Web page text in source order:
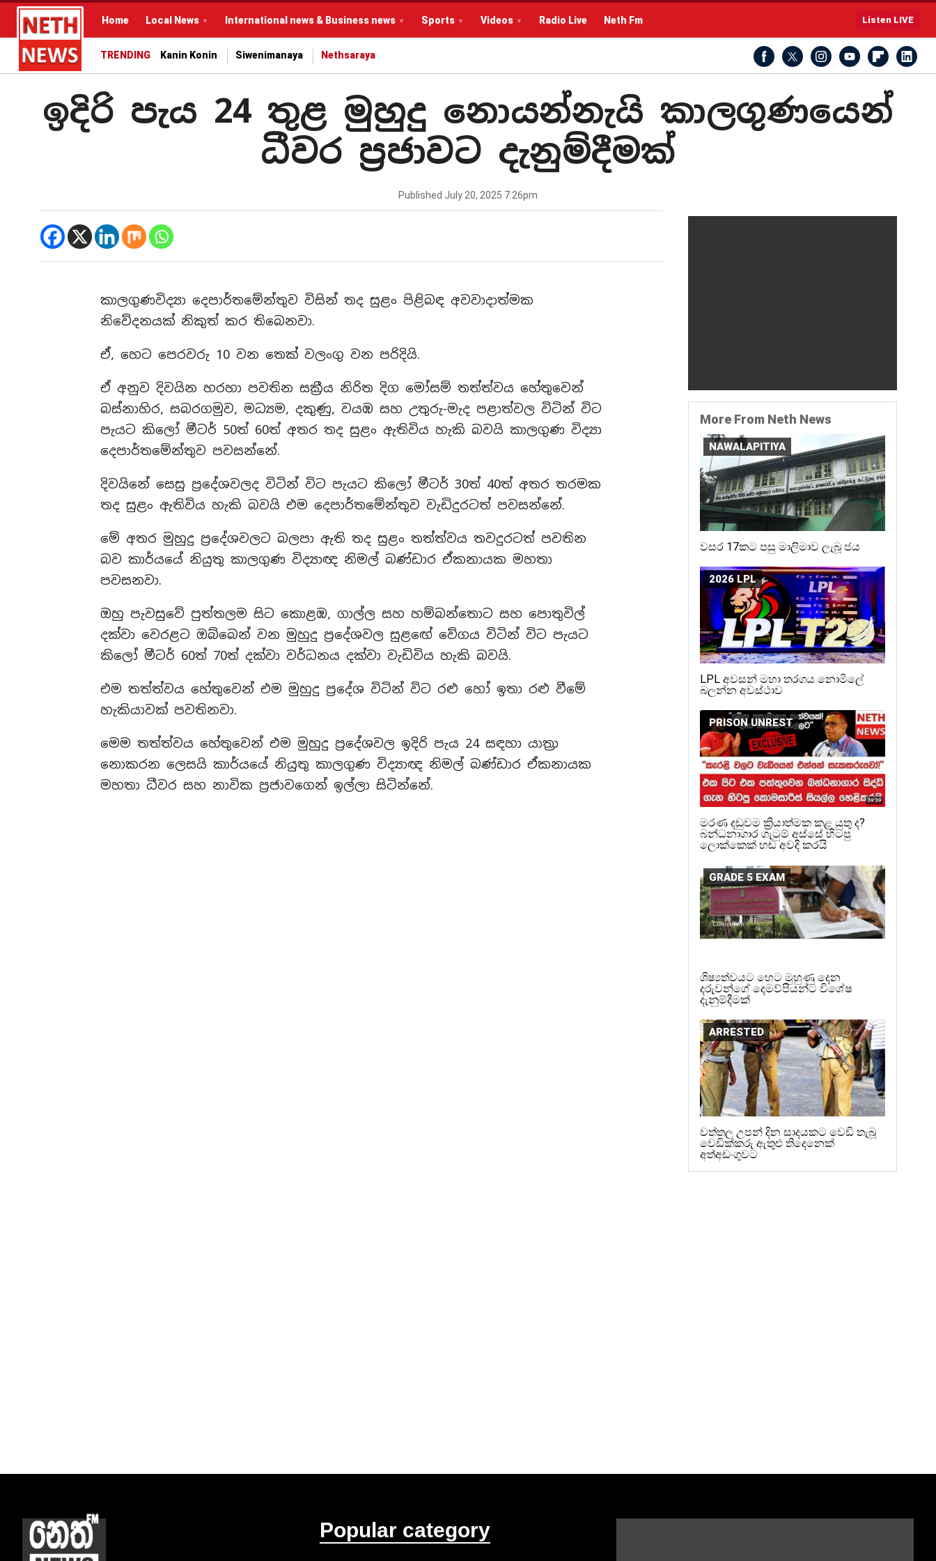
Home Local News International news & Business news Sports Videos Radio Live Neth Fm Listen LIVE
TRENDING Kanin Konin Siwenimanaya Nethsaraya
ඉදිරි පැය 24 තුළ මුහුදු නොයන්නැයි කාලගුණයෙන්
ධීවර ප්‍රජාවට දැනුම්දීමක්
Published July 20, 2025 7:26pm
කාලගුණවිද්‍යා දෙපාර්තමේන්තුව විසින් තද සුළං පිළිබඳ අවවාදාත්මක
නිවේදනයක් නිකුත් කර තිබෙනවා.
ඒ, හෙට පෙරවරු 10 වන තෙක් වලංගු වන පරිදියි.
ඒ අනුව දිවයින හරහා පවතින සක්‍රීය නිරිත දිග මෝසම් තත්ත්වය හේතුවෙන්
බස්නාහිර, සබරගමුව, මධ්‍යම, දකුණු, වයඹ සහ උතුරු-මැද පළාත්වල විටින් විට
පැයට කිලෝ මීටර් 50ත් 60ත් අතර තද සුළං ඇතිවිය හැකි බවයි කාලගුණ විද්‍යා
දෙපාර්තමේන්තුව පවසන්නේ.
දිවයිනේ සෙසු ප්‍රදේශවලද විටින් විට පැයට කිලෝ මීටර් 30ත් 40ත් අතර තරමක
තද සුළං ඇතිවිය හැකි බවයි එම දෙපාර්තමේන්තුව වැඩිදුරටත් පවසන්නේ.
මේ අතර මුහුදු ප්‍රදේශවලට බලපා ඇති තද සුළං තත්ත්වය තවදුරටත් පවතින
බව කාර්යයේ නියුතු කාලගුණ විද්‍යාඥ නිමල් බණ්ඩාර ඒකනායක මහතා
පවසනවා.
ඔහු පැවසුවේ පුත්තලම සිට කොළඹ, ගාල්ල සහ හම්බන්තොට සහ පොතුවිල්
දක්වා වෙරළට ඔබ්බෙන් වන මුහුදු ප්‍රදේශවල සුළඟේ වේගය විටින් විට පැයට
කිලෝ මීටර් 60ත් 70ත් දක්වා වර්ධනය දක්වා වැඩිවිය හැකි බවයි.
එම තත්ත්වය හේතුවෙන් එම මුහුදු ප්‍රදේශ විටින් විට රළු හෝ ඉතා රළු වීමේ
හැකියාවක් පවතිනවා.
මෙම තත්ත්වය හේතුවෙන් එම මුහුදු ප්‍රදේශවල ඉදිරි පැය 24 සඳහා යාත්‍රා
නොකරන ලෙසයි කාර්යයේ නියුතු කාලගුණ විද්‍යාඥ නිමල් බණ්ඩාර ඒකනායක
මහතා ධීවර සහ නාවික ප්‍රජාවගෙන් ඉල්ලා සිටින්නේ.
More From Neth News
NAWALAPITIYA
වසර 17කට පසු මාලිමාව ලැබූ ජය
2026 LPL
LPL අවසන් මහා තරගය නොමිලේ
බලන්න අවස්ථාව
PRISON UNREST
මරණ දඩුවම ක්‍රියාත්මක කළ යුතු ද?
බන්ධනාගාර ගැටුම් අස්සේ හිටපු
ලොක්කෙක් හඬ අවදි කරයි
GRADE 5 EXAM
ශිෂ්‍යත්වයට හෙට මුහුණු දෙන
දරුවන්ගේ දෙමව්පියන්ට විශේෂ
දැනුම්දීමක්
ARRESTED
වත්තල උපන් දින සාදයකට වෙඩි තැබූ
වෙඩික්කරු ඇතුළු තිදෙනෙක්
අත්අඩංගුවට
Popular category